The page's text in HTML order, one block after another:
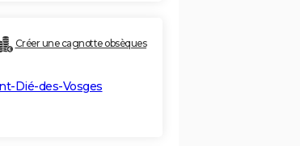
Créer une cagnotte obsèques
Dié-des-Vosges